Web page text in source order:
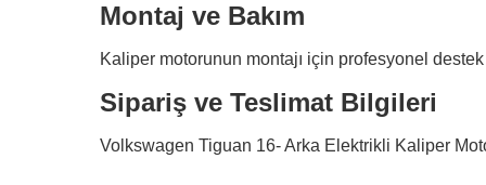
Montaj ve Bakım
Kaliper motorunun montajı için profesyonel
Sipariş ve Teslimat Bilgileri
Volkswagen Tiguan 16- Arka Elektrikli Kaliper